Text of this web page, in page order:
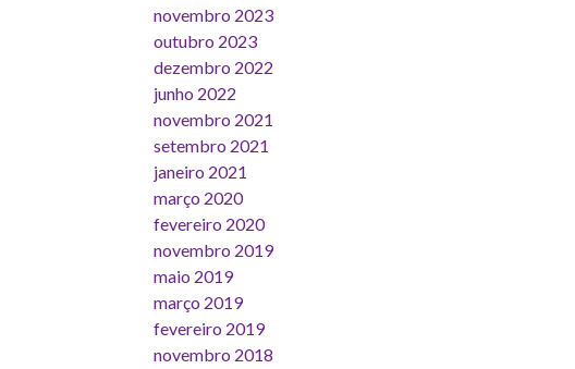
novembro 2023
outubro 2023
dezembro 2022
junho 2022
novembro 2021
setembro 2021
janeiro 2021
março 2020
fevereiro 2020
novembro 2019
maio 2019
março 2019
fevereiro 2019
novembro 2018